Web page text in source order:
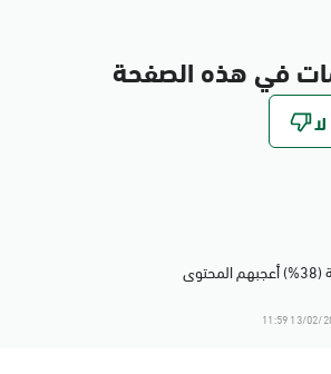
في هذه الصفحة
13/02/2024